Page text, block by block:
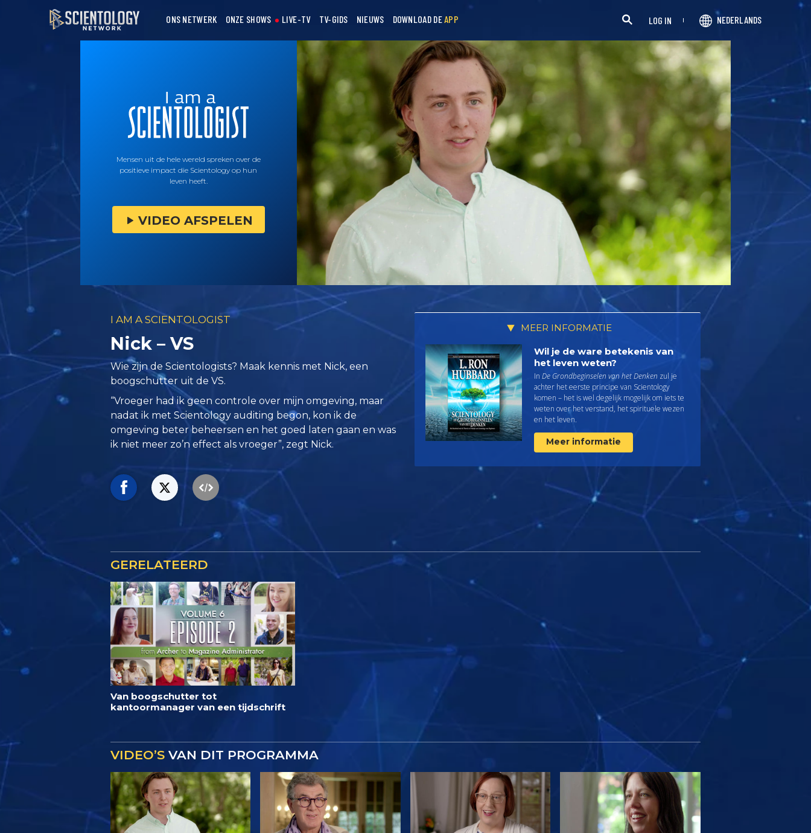
ONS NETWERK ONZE SHOWS LIVE-TV TV-GIDS NIEUWS DOWNLOAD DEAPP LOG IN NEDERLANDS
Mensen uit de hele wereld spreken over de
positieve impact die Scientology op hun
leven heeft.
VIDEO AFSPELEN
I AM A SCIENTOLOGIST
Nick – VS
Wie zijn de Scientologists? Maak kennis met Nick, een
boogschutter uit de VS.
“Vroeger had ik geen controle over mijn omgeving, maar
nadat ik met Scientology auditing begon, kon ik de
omgeving beter beheersen en het goed laten gaan en was
ik niet meer zo’n effect als vroeger”, zegt Nick.
MEER INFORMATIE
Wil je de ware betekenis van
het leven weten?
In De Grondbeginselen van het Denken zul je
achter het eerste principe van Scientology
komen – het is wel degelijk mogelijk om iets te
weten over het verstand, het spirituele wezen
en het leven.
Meer informatie
GERELATEERD
Van boogschutter tot
kantoormanager van een tijdschrift
VIDEO’S VAN DIT PROGRAMMA